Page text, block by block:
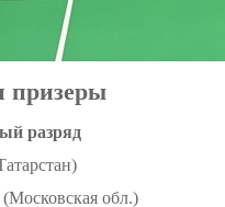
призеры
разряд
обл.)